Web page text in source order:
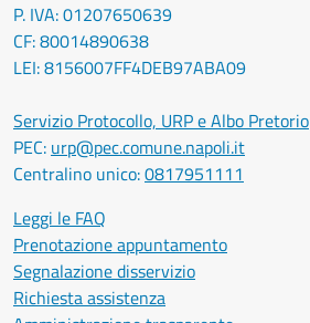
P. IVA: 01207650639
CF: 80014890638
LEI: 8156007FF4DEB97ABA09
Servizio Protocollo, URP e Albo Pretorio
PEC: urp@pec.comune.napoli.it
Centralino unico:0817951111
Leggi le FAQ
Prenotazione appuntamento
Segnalazione disservizio
Richiesta assistenza